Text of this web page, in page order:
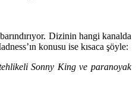
barındırıyor. Dizinin hangi kanalda
konusu ise kısaca şöyle:
Sonny King ve paranoyak